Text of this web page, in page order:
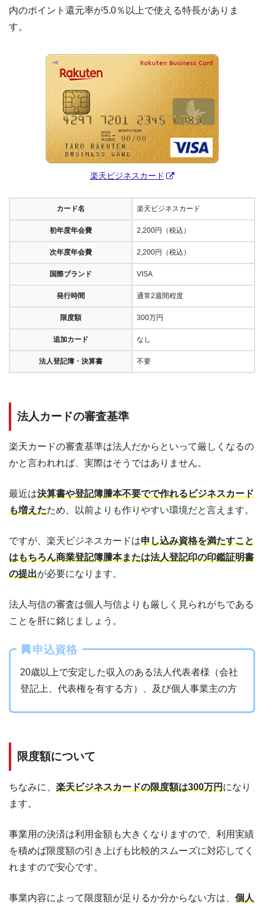
内のポイント還元率が5.0％以上で使える特長がありま
す。
楽天ビジネスカード
カード名 楽天ビジネスカード
初年度年会費 2,200円（税込）
次年度年会費 2,200円（税込）
国際ブランド VISA
発行時間 通常2週間程度
限度額 300万円
追加カード なし
法人登記簿・決算書 不要
法人カードの審査基準
楽天カードの審査基準は法人だからといって厳しくなるの
かと言われれば、実際はそうではありません。
最近は決算書や登記簿謄本不要でで作れるビジネスカード
も増えたため、以前よりも作りやすい環境だと言えます。
ですが、楽天ビジネスカードは申し込み資格を満たすこと
はもちろん商業登記簿謄本または法人登記印の印鑑証明書
の提出が必要になります。
法人与信の審査は個人与信よりも厳しく見られがちである
ことを肝に銘じましょう。
申込資格
20歳以上で安定した収入のある法人代表者様（会社
登記上、代表権を有する方）、及び個人事業主の方
限度額について
ちなみに、 楽天ビジネスカードの限度額は300万円になり
ます。
事業用の決済は利用金額も大きくなりますので、利用実績
を積めば限度額の引き上げも比較的スムーズに対応してく
れますので安心です。
事業内容によって限度額が足りるか分からない方は、 個人